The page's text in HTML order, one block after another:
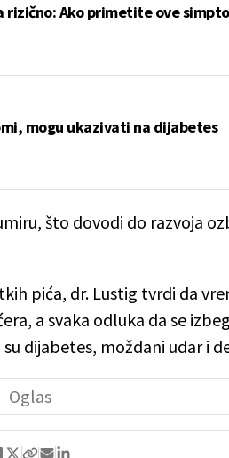
rizično: Ako primetite ove
mogu ukazivati na dijabetes
što dovodi do razvoja
pića, dr. Lustig tvrdi da
a svaka odluka da se
dijabetes, moždani udar i